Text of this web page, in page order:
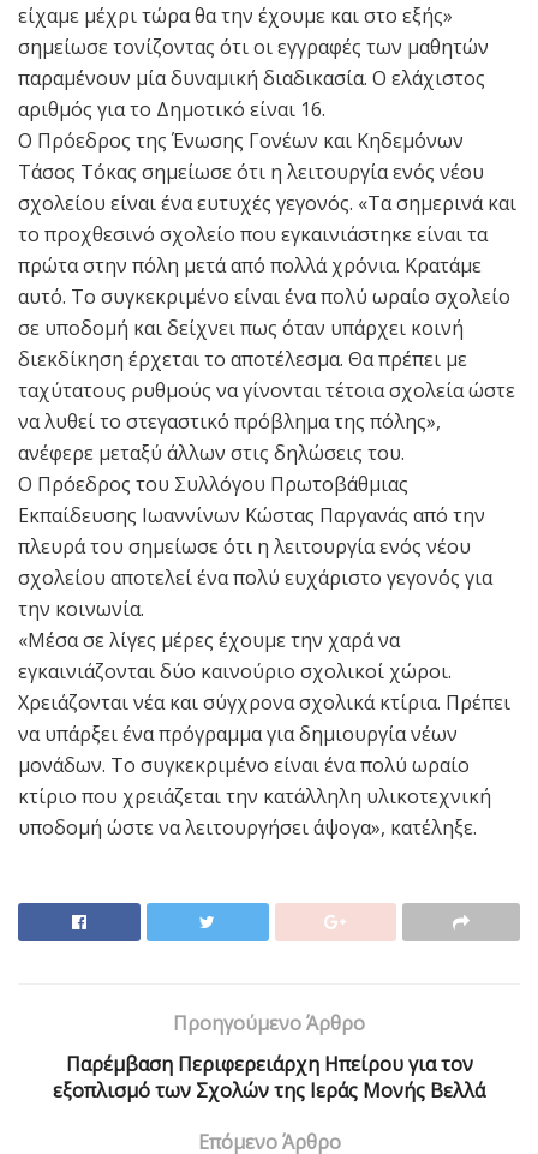
είχαμε μέχρι τώρα θα την έχουμε και στο εξής»
σημείωσε τονίζοντας ότι οι εγγραφές των μαθητών
παραμένουν μία δυναμική διαδικασία. Ο ελάχιστος
αριθμός για το Δημοτικό είναι 16.
Ο Πρόεδρος της Ένωσης Γονέων και Κηδεμόνων
Τάσος Τόκας σημείωσε ότι η λειτουργία ενός νέου
σχολείου είναι ένα ευτυχές γεγονός. «Τα σημερινά και
το προχθεσινό σχολείο που εγκαινιάστηκε είναι τα
πρώτα στην πόλη μετά από πολλά χρόνια. Κρατάμε
αυτό. Το συγκεκριμένο είναι ένα πολύ ωραίο σχολείο
σε υποδομή και δείχνει πως όταν υπάρχει κοινή
διεκδίκηση έρχεται το αποτέλεσμα. Θα πρέπει με
ταχύτατους ρυθμούς να γίνονται τέτοια σχολεία ώστε
να λυθεί το στεγαστικό πρόβλημα της πόλης»,
ανέφερε μεταξύ άλλων στις δηλώσεις του.
Ο Πρόεδρος του Συλλόγου Πρωτοβάθμιας
Εκπαίδευσης Ιωαννίνων Κώστας Παργανάς από την
πλευρά του σημείωσε ότι η λειτουργία ενός νέου
σχολείου αποτελεί ένα πολύ ευχάριστο γεγονός για
την κοινωνία.
«Μέσα σε λίγες μέρες έχουμε την χαρά να
εγκαινιάζονται δύο καινούριο σχολικοί χώροι.
Χρειάζονται νέα και σύγχρονα σχολικά κτίρια. Πρέπει
να υπάρξει ένα πρόγραμμα για δημιουργία νέων
μονάδων. Το συγκεκριμένο είναι ένα πολύ ωραίο
κτίριο που χρειάζεται την κατάλληλη υλικοτεχνική
υποδομή ώστε να λειτουργήσει άψογα», κατέληξε.
Προηγούμενο Άρθρο
Παρέμβαση Περιφερειάρχη Ηπείρου για τον
εξοπλισμό των Σχολών της Ιεράς Μονής Βελλά
Επόμενο Άρθρο